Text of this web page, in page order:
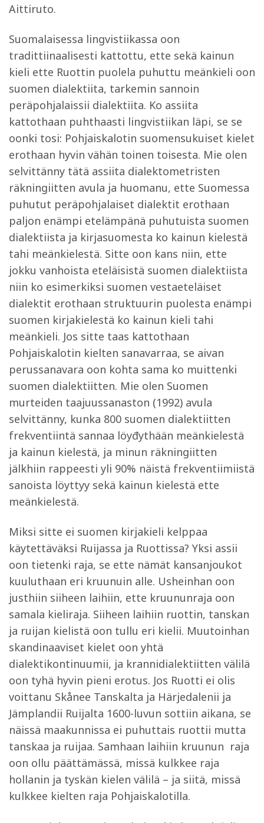
Aittiruto.
Suomalaisessa lingvistiikassa oon
tradittiinaalisesti kattottu, ette sekä kainun
kieli ette Ruottin puolela puhuttu meänkieli oon
suomen dialektiita, tarkemin sannoin
peräpohjalaissii dialektiita. Ko assiita
kattothaan puhthaasti lingvistiikan läpi, se se
oonki tosi: Pohjaiskalotin suomensukuiset kielet
erothaan hyvin vähän toinen toisesta. Mie olen
selvittänny tätä assiita dialektometristen
räkningiitten avula ja huomanu, ette Suomessa
puhutut peräpohjalaiset dialektit erothaan
paljon enämpi etelämpänä puhutuista suomen
dialektiista ja kirjasuomesta ko kainun kielestä
tahi meänkielestä. Sitte oon kans niin, ette
jokku vanhoista eteläisistä suomen dialektiista
niin ko esimerkiksi suomen vestaeteläiset
dialektit erothaan struktuurin puolesta enämpi
suomen kirjakielestä ko kainun kieli tahi
meänkieli. Jos sitte taas kattothaan
Pohjaiskalotin kielten sanavarraa, se aivan
perussanavara oon kohta sama ko muittenki
suomen dialektiitten. Mie olen Suomen
murteiden taajuussanaston (1992) avula
selvittänny, kunka 800 suomen dialektiitten
frekventiintä sannaa löyđythään meänkielestä
ja kainun kielestä, ja minun räkningiitten
jälkhiin rappeesti yli 90% näistä frekventiimiistä
sanoista löyttyy sekä kainun kielestä ette
meänkielestä.
Miksi sitte ei suomen kirjakieli kelppaa
käytettäväksi Ruijassa ja Ruottissa? Yksi assii
oon tietenki raja, se ette nämät kansanjoukot
kuuluthaan eri kruunuin alle. Usheinhan oon
justhiin siiheen laihiin, ette kruununraja oon
samala kieliraja. Siiheen laihiin ruottin, tanskan
ja ruijan kielistä oon tullu eri kielii. Muutoinhan
skandinaaviset kielet oon yhtä
dialektikontinuumii, ja krannidialektiitten välilä
oon tyhä hyvin pieni erotus. Jos Ruotti ei olis
voittanu Skånee Tanskalta ja Härjedalenii ja
Jämplandii Ruijalta 1600-luvun sottiin aikana, se
näissä maakunnissa ei puhuttais ruottii mutta
tanskaa ja ruijaa. Samhaan laihiin kruunun raja
oon ollu päättämässä, missä kulkkee raja
hollanin ja tyskän kielen välilä – ja siitä, missä
kulkkee kielten raja Pohjaiskalotilla.